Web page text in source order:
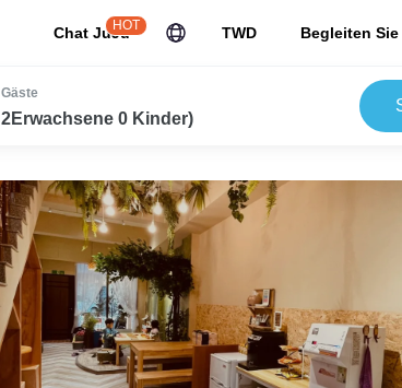
Chat JuJu
HOT TWD Begleiten
Gäste
2Erwachsene 0 Kinder)